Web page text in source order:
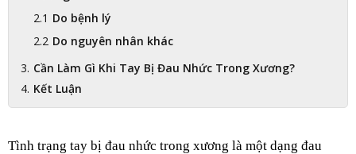
Do bệnh lý
Do nguyên nhân khác
Cần Làm Gì Khi Tay Bị Đau Nhức Trong Xương?
Kết Luận
Tình trạng tay bị đau nhức trong xương là một dạng đau